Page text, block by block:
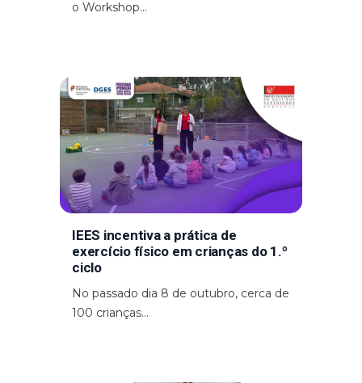
o Workshop...
IEES incentiva a prática de
exercício físico em crianças do 1.º
ciclo
No passado dia 8 de outubro, cerca de
100 crianças...